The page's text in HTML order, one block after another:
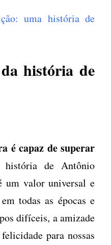
uma história de
história de
é capaz de superar
história de Antônio
um valor universal e
todas as épocas e
difíceis, a amizade
para nossas